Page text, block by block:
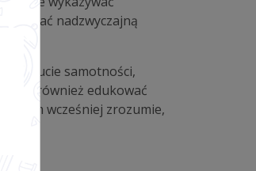
nadzwyczajną
poczucie samotności,
również edukować
Im wcześniej zrozumie,